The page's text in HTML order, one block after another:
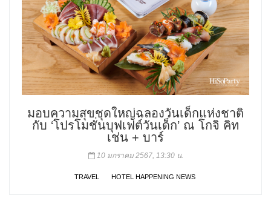
มอบความสุขชุดใหญ่ฉลองวันเด็กแห่งชาติ
กับ ‘โปรโมชั่นบุฟเฟต์วันเด็ก’ ณ โกจิ คิท
เช่น + บาร์
10 มกราคม 2567, 13:30 น.
TRAVEL HOTEL HAPPENING NEWS